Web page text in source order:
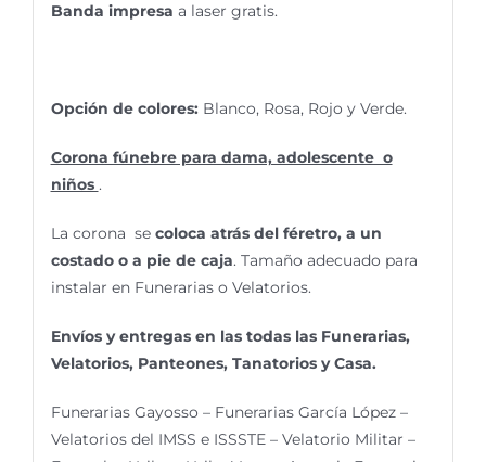
Banda impresa a laser gratis.
Opción de colores: Blanco, Rosa, Rojo y Verde.
Corona fúnebre para dama, adolescente o
niños .
La corona se coloca atrás del féretro, a un
costado o a pie de caja. Tamaño adecuado para
instalar en Funerarias o Velatorios.
Envíos y entregas en las todas las Funerarias,
Velatorios, Panteones, Tanatorios y Casa.
Funerarias Gayosso – Funerarias García López –
Velatorios del IMSS e ISSSTE – Velatorio Militar –